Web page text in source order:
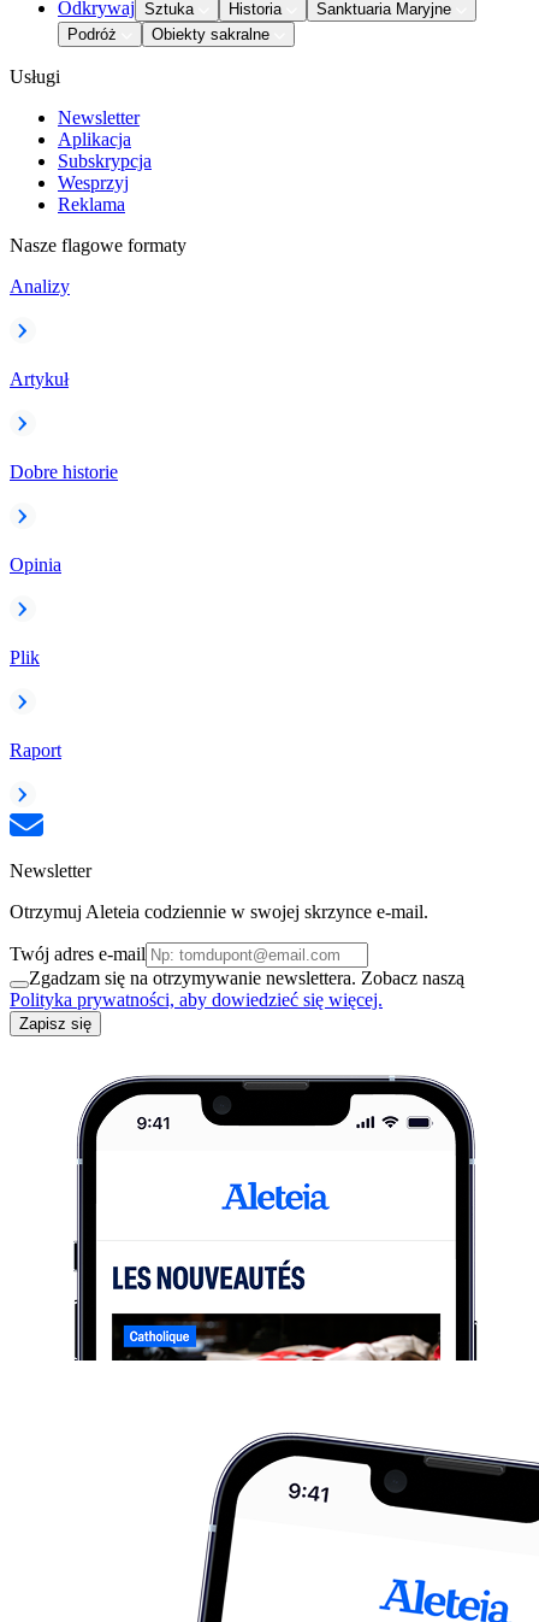
Odkrywaj Sztuka Historia
Sanktuaria Maryjne
Podróż
Obiekty sakralne
Usługi
Newsletter
Aplikacja
Subskrypcja
Wesprzyj
Reklama
Nasze flagowe formaty
Analizy
Artykuł
Dobre historie
Opinia
Plik
Raport
Newsletter
Otrzymuj Aleteia codziennie w swojej skrzynce e-mail.
Twój adres e-mail
Zgadzam się na otrzymywanie newslettera. Zobacz naszą
Polityka prywatności, aby dowiedzieć się więcej.
Zapisz się